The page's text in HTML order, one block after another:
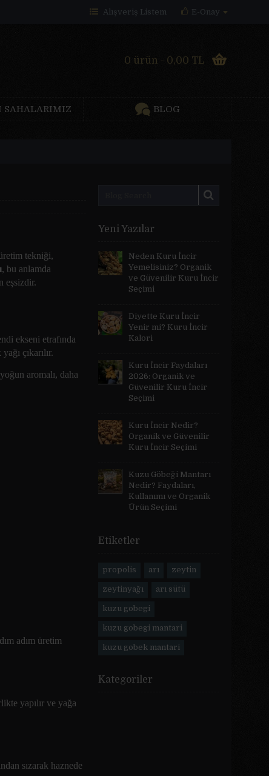
Alışveriş Listem E-Onay
0 ürün - 0,00 TL
SAHALARIMIZ BLOG
Yeni Yazılar
Neden Kuru İncir
Yemelisiniz? Organik
ve Güvenilir Kuru İncir
Seçimi
Diyette Kuru İncir
Yenir mi? Kuru İncir
Kalori
Kuru İncir Faydaları
2026: Organik ve
Güvenilir Kuru İncir
Seçimi
Kuru İncir Nedir?
Organik ve Güvenilir
Kuru İncir Seçimi
Kuzu Göbeği Mantarı
Nedir? Faydaları,
Kullanımı ve Organik
Ürün Seçimi
Etiketler
propolis arı zeytin
zeytinyağı arı sütü
kuzu gobegi
kuzu gobegi mantari
kuzu gobek mantari
Kategoriler
tekniği,
, bu anlamda
eşsizdir.
ekseni etrafında
çıkarılır.
aromalı, daha
adım üretim
yapılır ve yağa
sızarak haznede